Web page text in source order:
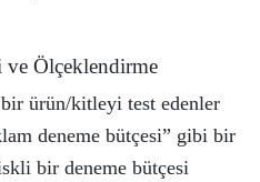
ve Ölçeklendirme
ürün/kitleyi test edenler
deneme bütçesi” gibi bir
bir deneme bütçesi